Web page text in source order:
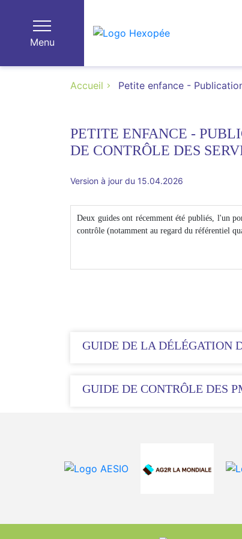
Menu
Accueil Petite enfance -
PETITE ENFANCE -
DE CONTRÔLE DES
Version à jour du 15.04.2026
Deux guides ont récemment été publiés, l'un
contrôle (notamment au regard du référentiel
GUIDE DE LA DÉLÉGATION
GUIDE DE CONTRÔLE DES